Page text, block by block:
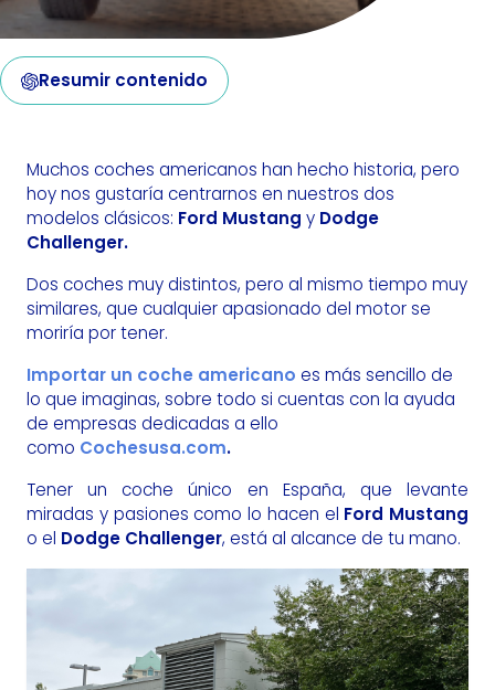
Resumir contenido
Muchos coches americanos han hecho historia, pero
hoy nos gustaría centrarnos en nuestros dos
modelos clásicos: Ford Mustang y Dodge
Challenger.
Dos coches muy distintos, pero al mismo tiempo muy
similares, que cualquier apasionado del motor se
moriría por tener.
Importar un coche americano es más sencillo de
lo que imaginas, sobre todo si cuentas con la ayuda
de empresas dedicadas a ello
como Cochesusa.com.
Tener un coche único en España, que levante
miradas y pasiones como lo hacen el Ford Mustang
o el Dodge Challenger, está al alcance de tu mano.